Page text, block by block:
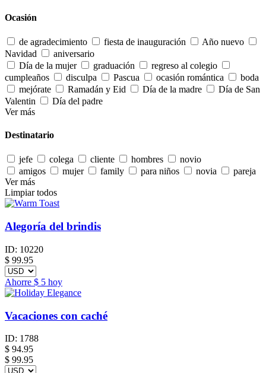
Ocasión
de agradecimiento fiesta de inauguración
Año nuevo
Navidad
aniversario
Día de la mujer
graduación
regreso al colegio
cumpleaños
disculpa Pascua ocasión romántica
boda
mejórate
Ramadán y Eid Día de la madre
Día de San
Valentin
Día del padre
Ver más
Destinatario
jefe colega cliente hombres
novio
amigos
mujer family para niños novia
pareja
Ver más
Limpiar todos
Alegoría del brindis
ID: 10220
$ 99.95
Ahorre $ 5 hoy
Vacaciones con caché
ID: 1788
$ 94.95
$ 99.95